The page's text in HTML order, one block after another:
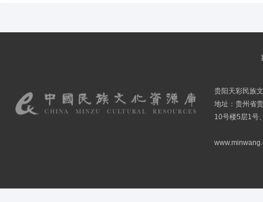
贵阳天彩民族
地址：贵州省
10号楼5层1号